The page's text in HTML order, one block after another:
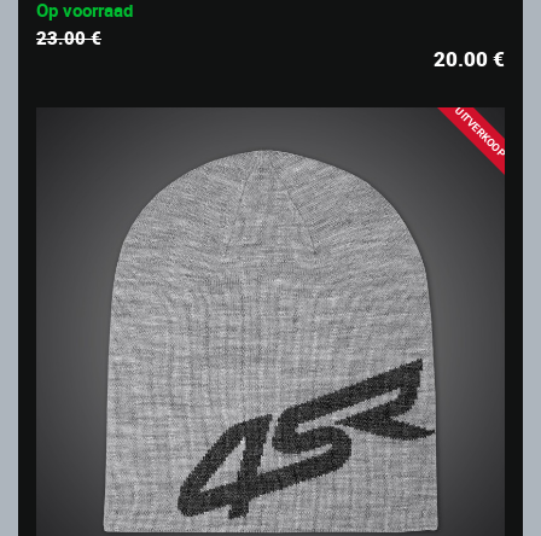
Op voorraad
23.00 €
20.00€
UITVERKOOP